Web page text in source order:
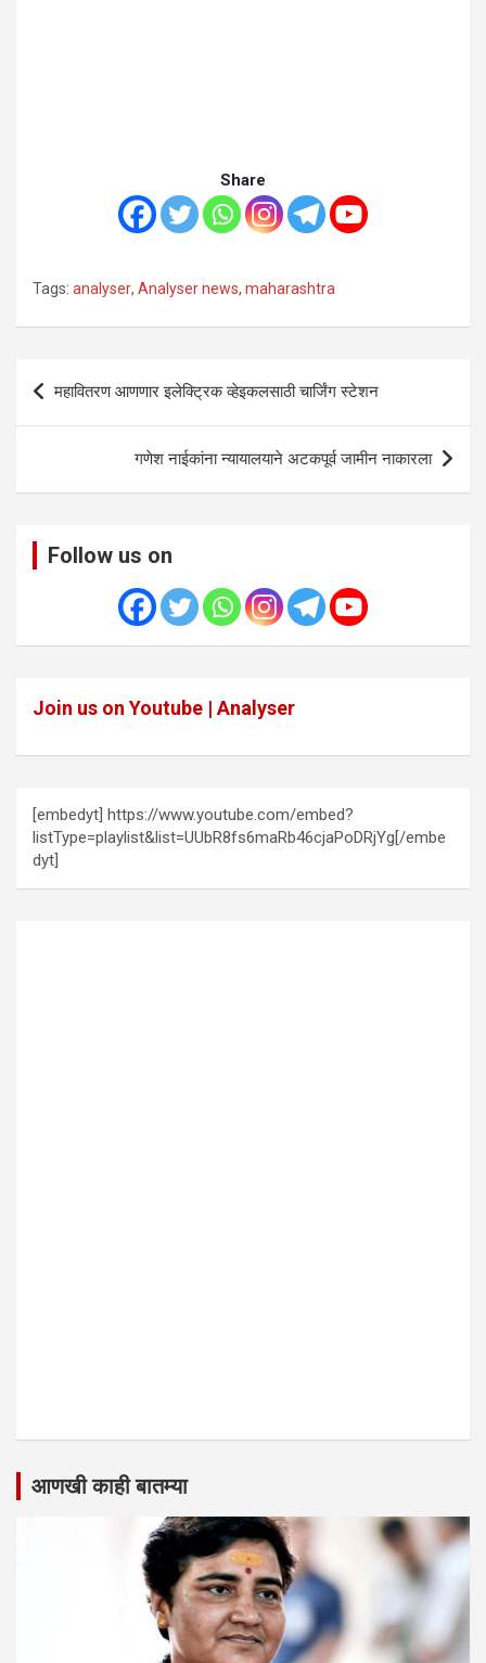
Share
Tags: analyser, Analyser news, maharashtra
Post
navigation
महावितरण आणणार इलेक्ट्रिक व्हेइकलसाठी चार्जिंग स्टेशन
गणेश नाईकांना न्यायालयाने अटकपूर्व जामीन नाकारला
Follow us on
Join us on Youtube | Analyser
[embedyt] https://www.youtube.com/embed?
listType=playlist&list=UUbR8fs6maRb46cjaPoDRjYg[/embe
dyt]
आणखी काही बातम्या